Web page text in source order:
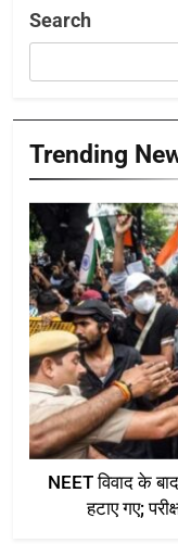
Search
Trending
NEET विवाद के
हटाए गए;